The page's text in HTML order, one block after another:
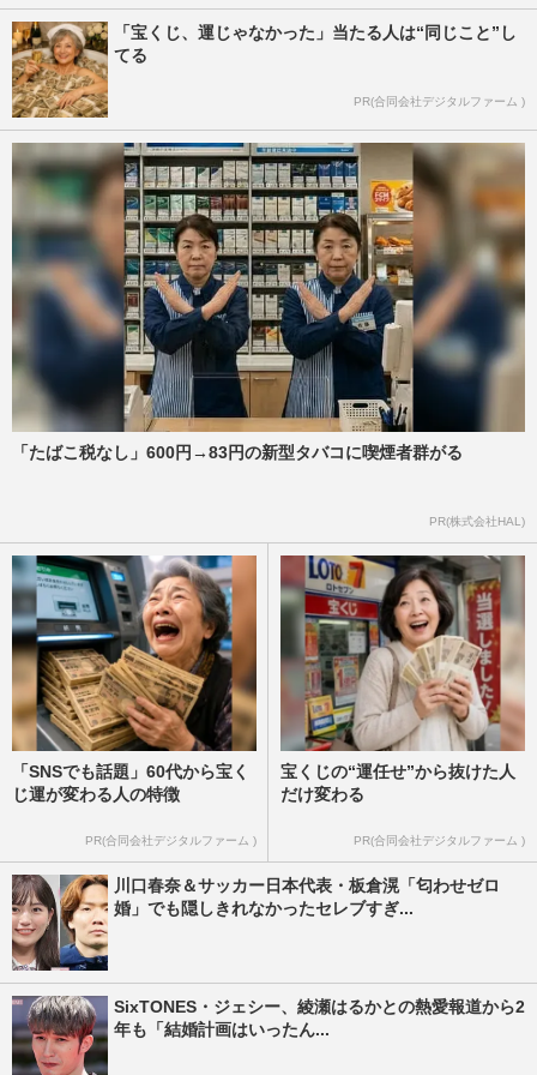
「宝くじ、運じゃなかった」当たる人は“同じこと”し
てる
PR(合同会社デジタルファーム )
「たばこ税なし」600円→83円の新型タバコに喫煙者群がる
PR(株式会社HAL)
「SNSでも話題」60代から宝く
じ運が変わる人の特徴
PR(合同会社デジタルファーム )
宝くじの“運任せ”から抜けた人
だけ変わる
PR(合同会社デジタルファーム )
川口春奈＆サッカー日本代表・板倉滉「匂わせゼロ
婚」でも隠しきれなかったセレブすぎ...
SixTONES・ジェシー、綾瀬はるかとの熱愛報道から2
年も「結婚計画はいったん...